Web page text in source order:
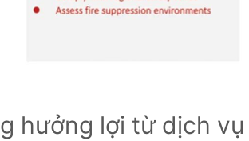
hưởng lợi từ dịch